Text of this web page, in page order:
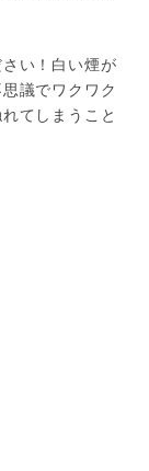
い！白い煙が
議でワクワク
てしまうこと